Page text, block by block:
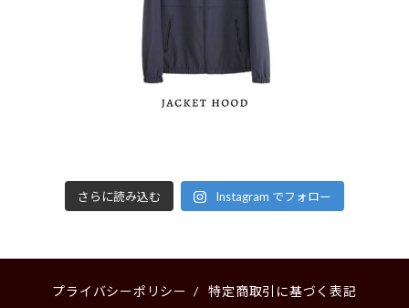
さらに読み込む Instagram でフォロー
プライバシーポリシー / 特定商取引に基づく表記